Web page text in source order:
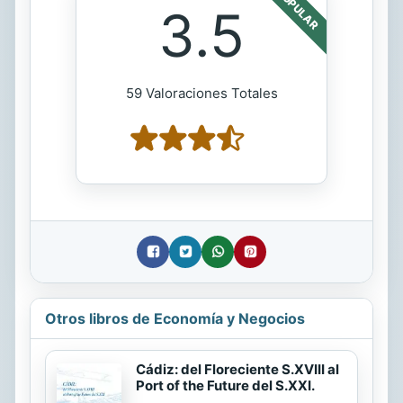
3.5
59 Valoraciones Totales
Otros libros de Economía y Negocios
Cádiz: del Floreciente S.XVIII al
Port of the Future del S.XXI.